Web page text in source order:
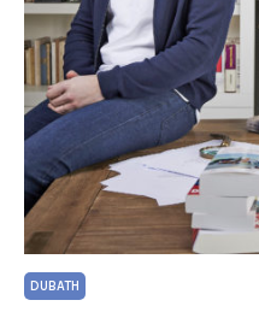
DUBATH